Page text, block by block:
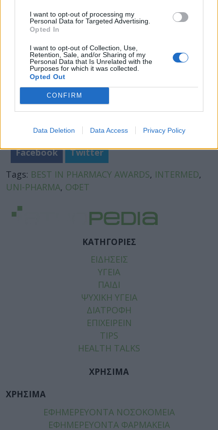
I want to opt-out of processing my
Personal Data for Targeted Advertising.
Opted In
I want to opt-out of Collection, Use,
Retention, Sale, and/or Sharing of my
Personal Data that Is Unrelated with the
Purposes for which it was collected.
Opted Out
CONFIRM
Data Deletion Data Access Privacy Policy
Facebook
Twitter
Tags: BEST IN PHARMACY AWARDS, INTERMED,
UNI-PHARMA, ΟΦΕΤ
ΚΑΤΗΓΟΡΙΕΣ
ΕΙΔΗΣΕΙΣ
ΥΓΕΙΑ
ΠΑΙΔΙ
ΨΥΧΙΚΗ ΥΓΕΙΑ
ΔΙΑΤΡΟΦΗ
ΕΠΙΧΕΙΡΕΙΝ
TIPS
HEALTH TALKS
ΧΡΗΣΙΜΑ
ΧΡΗΣΙΜΑ
ΕΦΗΜΕΡΕΥΟΝΤΑ ΝΟΣΟΚΟΜΕΙΑ
ΕΦΗΜΕΡΕΥΟΝΤΑ ΦΑΡΜΑΚΕΙΑ